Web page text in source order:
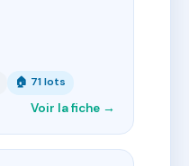
🏠 71 lots
Voir la fiche →